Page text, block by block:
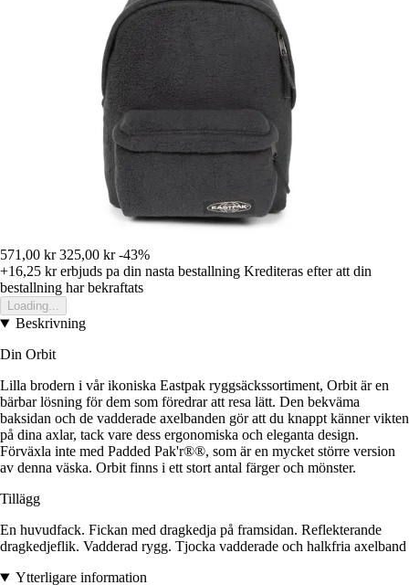
571,00 kr 325,00 kr -43%
+16,25 krerbjuds pa din nasta bestallning Krediteras efter att din
bestallning har bekraftats
Loading...
Beskrivning
Din Orbit
Lilla brodern i vår ikoniska Eastpak ryggsäckssortiment, Orbit är en
bärbar lösning för dem som föredrar att resa lätt. Den bekväma
baksidan och de vadderade axelbanden gör att du knappt känner vikten
på dina axlar, tack vare dess ergonomiska och eleganta design.
Förväxla inte med Padded Pak'r®®, som är en mycket större version
av denna väska. Orbit finns i ett stort antal färger och mönster.
Tillägg
En huvudfack. Fickan med dragkedja på framsidan. Reflekterande
dragkedjeflik. Vadderad rygg. Tjocka vadderade och halkfria axelband
Ytterligare information